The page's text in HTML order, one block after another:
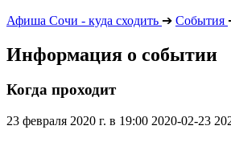
Афиша Сочи - куда сходить ➔ События
Информация о событии
Когда проходит
23 февраля 2020 г. в 19:00 2020-02-23